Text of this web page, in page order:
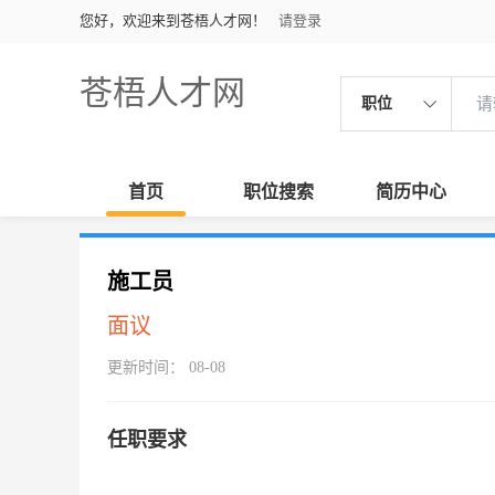
您好，欢迎来到苍梧人才网！ 请登录
苍梧人才网 职位
首页 职位搜索 简历中心
施工员
面议
更新时间： 08-08
任职要求